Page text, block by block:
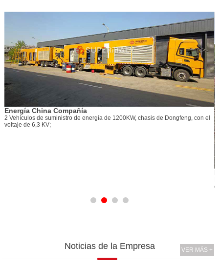
de Dongfeng, con el
electrógenos diésel de 1000KW en paralelo, potencia
Noticias de la Empresa VER MÁS +